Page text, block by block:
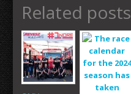
Related posts